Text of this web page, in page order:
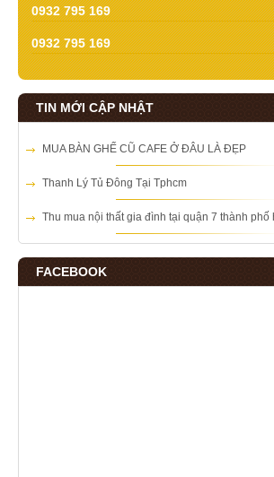
0932 795 169
0932 795 169
TIN MỚI CẬP NHẬT
MUA BÀN GHẾ CŨ CAFE Ở ĐÂU LÀ ĐẸP
Thanh Lý Tủ Đông Tại Tphcm
Thu mua nội thất gia đình tại quận 7 thành phố
FACEBOOK